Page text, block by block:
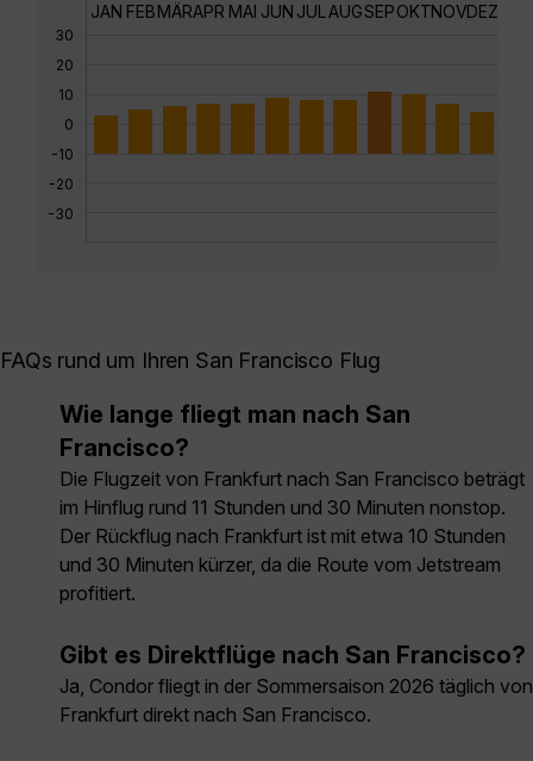
30
20
10
0
-10
-20
-30
JAN FEBMÄRAPR MAI JUN JUL AUGSEPOKTNOVDEZ
FAQs rund um Ihren San Francisco Flug
Wie lange fliegt man nach San
Francisco?
Die Flugzeit von Frankfurt nach San Francisco beträgt
im Hinflug rund 11 Stunden und 30 Minuten nonstop.
Der Rückflug nach Frankfurt ist mit etwa 10 Stunden
und 30 Minuten kürzer, da die Route vom Jetstream
profitiert.
Gibt es Direktflüge nach San Francisco?
Ja, Condor fliegt in der Sommersaison 2026 täglich von
Frankfurt direkt nach San Francisco.